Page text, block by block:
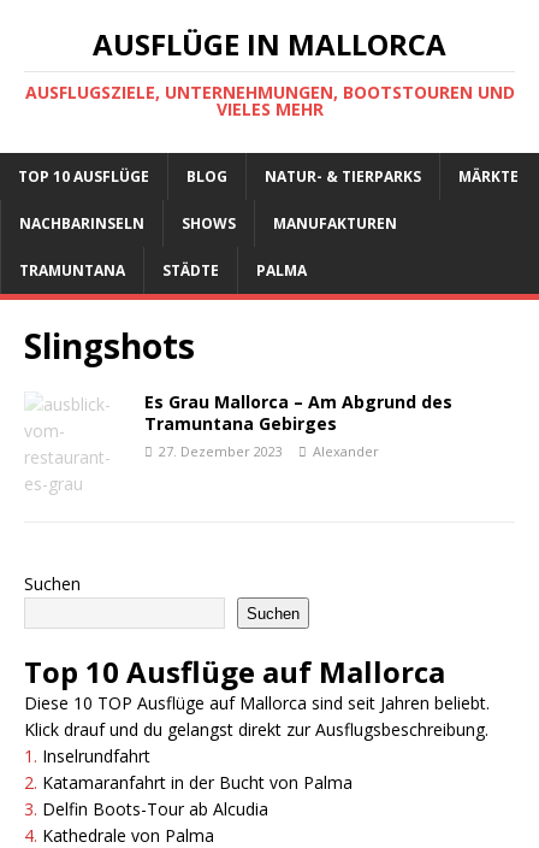
AUSFLÜGE IN MALLORCA
AUSFLUGSZIELE, UNTERNEHMUNGEN, BOOTSTOUREN UND
VIELES MEHR
TOP 10 AUSFLÜGE BLOG NATUR- & TIERPARKS MÄRKTE
NACHBARINSELN SHOWS MANUFAKTUREN
TRAMUNTANA STÄDTE PALMA
Slingshots
Es Grau Mallorca – Am Abgrund des
Tramuntana Gebirges
27. Dezember 2023 Alexander
Suchen
Suchen
Top 10 Ausflüge auf Mallorca
Diese 10 TOP Ausflüge auf Mallorca sind seit Jahren beliebt.
Klick drauf und du gelangst direkt zur Ausflugsbeschreibung.
1. Inselrundfahrt
2. Katamaranfahrt in der Bucht von Palma
3. Delfin Boots-Tour ab Alcudia
4. Kathedrale von Palma